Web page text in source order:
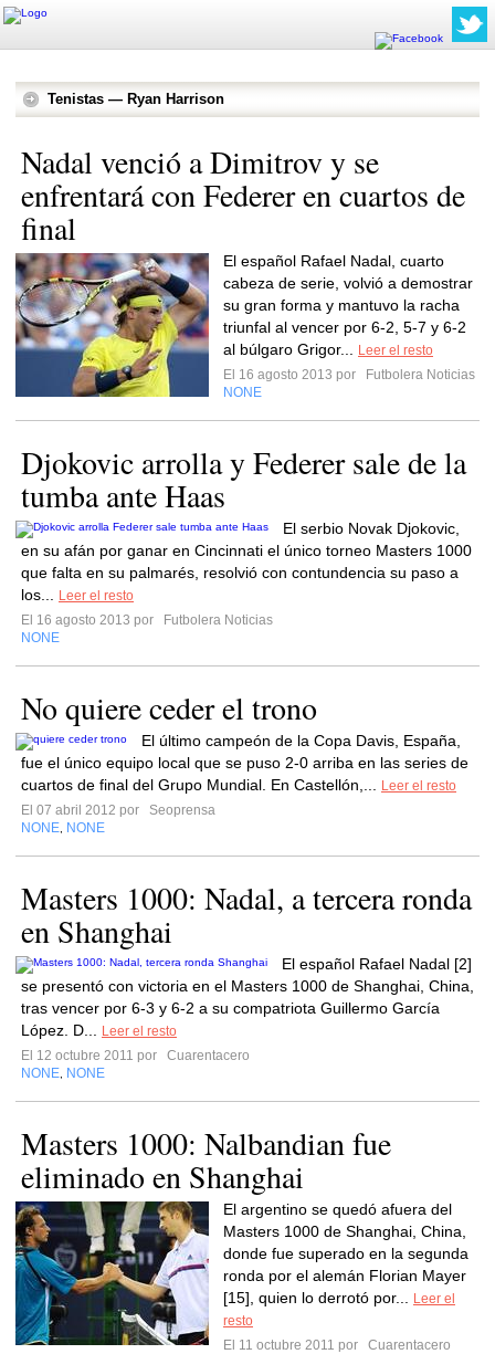
Tenistas — Ryan Harrison
Nadal venció a Dimitrov y se
enfrentará con Federer en cuartos de
final
El español Rafael Nadal, cuarto
cabeza de serie, volvió a demostrar
su gran forma y mantuvo la racha
triunfal al vencer por 6-2, 5-7 y 6-2
al búlgaro Grigor...
Leer el resto
El 16 agosto 2013 por
Futbolera Noticias
NONE
Djokovic arrolla y Federer sale de la
tumba ante Haas
El serbio Novak Djokovic,
en su afán por ganar en Cincinnati el único torneo Masters 1000
que falta en su palmarés, resolvió con contundencia su paso a
los...
Leer el resto
El 16 agosto 2013 por
Futbolera Noticias
NONE
No quiere ceder el trono
El último campeón de la Copa Davis, España,
fue el único equipo local que se puso 2-0 arriba en las series de
cuartos de final del Grupo Mundial. En Castellón,...
Leer el resto
El 07 abril 2012 por
Seoprensa
NONE NONE
Masters 1000: Nadal, a tercera ronda
en Shanghai
El español Rafael Nadal [2]
se presentó con victoria en el Masters 1000 de Shanghai, China,
tras vencer por 6-3 y 6-2 a su compatriota Guillermo García
López. D...
Leer el resto
El 12 octubre 2011 por
Cuarentacero
NONE NONE
Masters 1000: Nalbandian fue
eliminado en Shanghai
El argentino se quedó afuera del
Masters 1000 de Shanghai, China,
donde fue superado en la segunda
ronda por el alemán Florian Mayer
[15], quien lo derrotó por...
Leer el
resto
El 11 octubre 2011 por
Cuarentacero